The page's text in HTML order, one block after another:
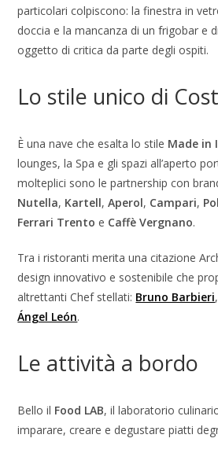
particolari colpiscono: la finestra in
doccia e la mancanza di un frigobar e
oggetto di critica da parte degli ospiti.
Lo stile unico di
È una nave che esalta lo stile Made in
lounges, la Spa e gli spazi all’aperto
molteplici sono le partnership con
Nutella, Kartell,Aperol, Campari,
Ferrari Trento e Caffè Vergnano.
Tra i ristoranti merita una citazione
design innovativo e sostenibile che
altrettanti Chef stellati: Bruno Barbieri,
Ángel León.
Le attività a bordo
Bello il Food LAB, il laboratorio
imparare, creare e degustare piatti